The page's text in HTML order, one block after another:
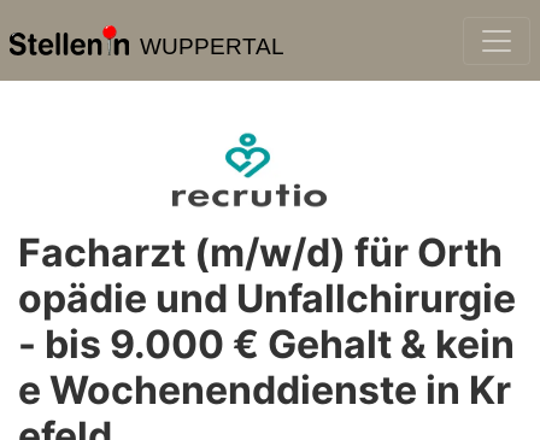
WUPPERTAL
Facharzt (m/w/d) für Orth
opädie und Unfallchirurgie
- bis 9.000 € Gehalt & kein
e Wochenenddienste in Kr